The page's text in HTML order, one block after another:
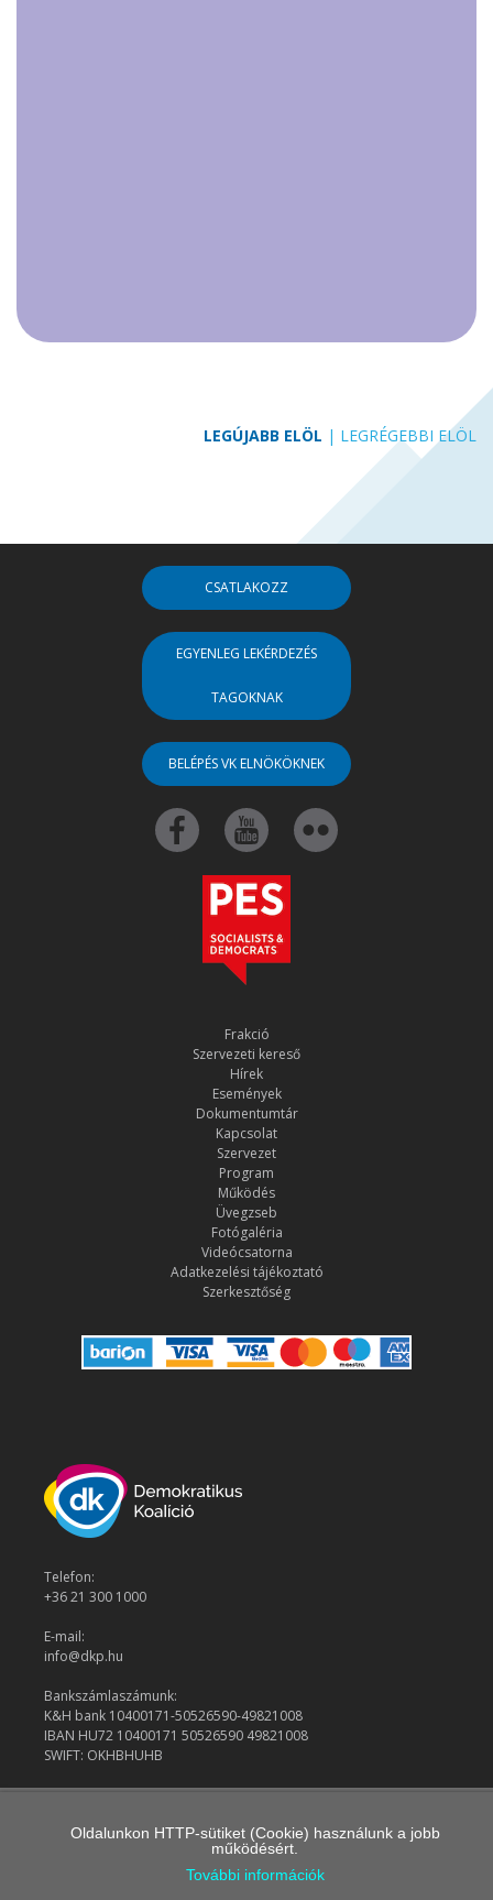
LEGÚJABB ELÖL | LEGRÉGEBBI ELÖL
CSATLAKOZZ
EGYENLEG LEKÉRDEZÉS
TAGOKNAK
BELÉPÉS VK ELNÖKÖKNEK
Frakció
Szervezeti kereső
Hírek
Események
Dokumentumtár
Kapcsolat
Szervezet
Program
Működés
Üvegzseb
Fotógaléria
Videócsatorna
Adatkezelési tájékoztató
Szerkesztőség
Telefon:
+36 21 300 1000
E-mail:
info@dkp.hu
Bankszámlaszámunk:
K&H bank 10400171-50526590-49821008
IBAN HU72 10400171 50526590 49821008
SWIFT: OKHBHUHB
Oldalunkon HTTP-sütiket (Cookie) használunk a jobb
működésért.
További információk